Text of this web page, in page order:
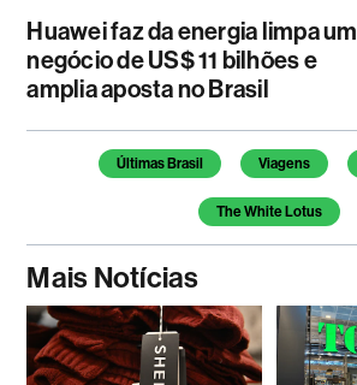
Huawei faz da energia limpa um
negócio de US$ 11 bilhões e
amplia aposta no Brasil
Temas deste artigo
Últimas Brasil Viagens
The White Lotus
Mais Notícias